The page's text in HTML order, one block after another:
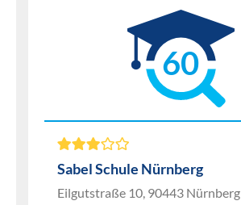
60
Sabel Schule Nürnberg
Eilgutstraße 10, 90443 Nürnberg